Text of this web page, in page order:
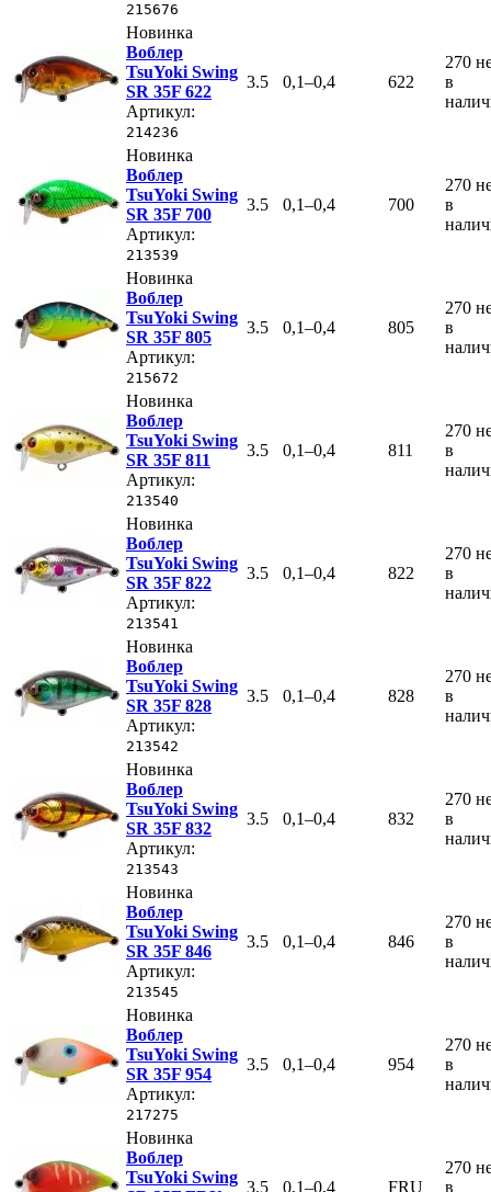
215676
Новинка
Воблер
TsuYoki Swing
SR 35F 622
Артикул:
214236
3.5 0,1–0,4 622
270
в
Новинка
Воблер
TsuYoki Swing
SR 35F 700
Артикул:
213539
3.5 0,1–0,4 700
270
в
Новинка
Воблер
TsuYoki Swing
SR 35F 805
Артикул:
215672
3.5 0,1–0,4 805
270
в
Новинка
Воблер
TsuYoki Swing
SR 35F 811
Артикул:
213540
3.5 0,1–0,4 811
270
в
Новинка
Воблер
TsuYoki Swing
SR 35F 822
Артикул:
213541
3.5 0,1–0,4 822
270
в
Новинка
Воблер
TsuYoki Swing
SR 35F 828
Артикул:
213542
3.5 0,1–0,4 828
270
в
Новинка
Воблер
TsuYoki Swing
SR 35F 832
Артикул:
213543
3.5 0,1–0,4 832
270
в
Новинка
Воблер
TsuYoki Swing
SR 35F 846
Артикул:
213545
3.5 0,1–0,4 846
270
в
Новинка
Воблер
TsuYoki Swing
SR 35F 954
Артикул:
217275
3.5 0,1–0,4 954
270
в
Новинка
Воблер
TsuYoki Swing
3.5 0,1–0,4 FRU
270
в